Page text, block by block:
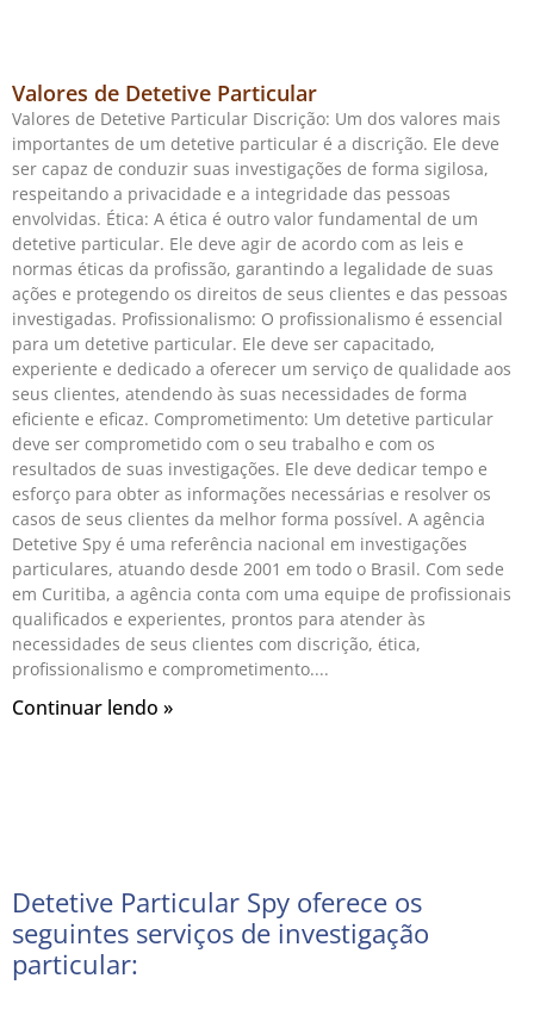
Valores de Detetive Particular
Valores de Detetive Particular Discrição: Um dos valores mais
importantes de um detetive particular é a discrição. Ele deve
ser capaz de conduzir suas investigações de forma sigilosa,
respeitando a privacidade e a integridade das pessoas
envolvidas. Ética: A ética é outro valor fundamental de um
detetive particular. Ele deve agir de acordo com as leis e
normas éticas da profissão, garantindo a legalidade de suas
ações e protegendo os direitos de seus clientes e das pessoas
investigadas. Profissionalismo: O profissionalismo é essencial
para um detetive particular. Ele deve ser capacitado,
experiente e dedicado a oferecer um serviço de qualidade aos
seus clientes, atendendo às suas necessidades de forma
eficiente e eficaz. Comprometimento: Um detetive particular
deve ser comprometido com o seu trabalho e com os
resultados de suas investigações. Ele deve dedicar tempo e
esforço para obter as informações necessárias e resolver os
casos de seus clientes da melhor forma possível. A agência
Detetive Spy é uma referência nacional em investigações
particulares, atuando desde 2001 em todo o Brasil. Com sede
em Curitiba, a agência conta com uma equipe de profissionais
qualificados e experientes, prontos para atender às
necessidades de seus clientes com discrição, ética,
profissionalismo e comprometimento.
Continuar lendo »
Detetive Particular Spy oferece os
seguintes serviços de investigação
particular: